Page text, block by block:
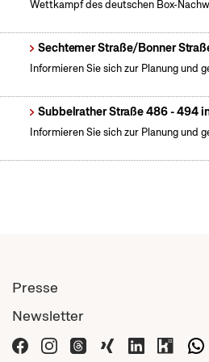
Wettkampf des deutschen Box-
Sechtemer Straße/Bonner
Informieren Sie sich zur Planung und
Subbelrather Straße 486 - 494
Informieren Sie sich zur Planung und
Presse
Newsletter